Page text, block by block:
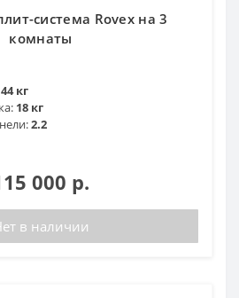
система Rovex на 3
комнаты
44 кг
18 кг
2.2
000 р.
в наличии